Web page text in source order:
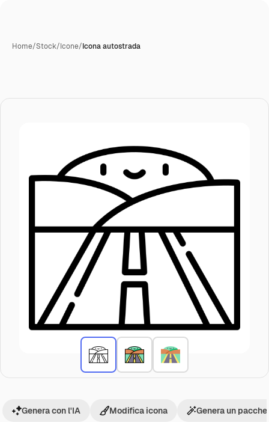
Home/Stock/Icone/Icona autostrada
Genera con l'IA Modifica icona Genera un